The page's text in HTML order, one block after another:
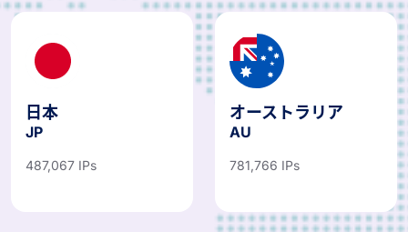
日本
JP
487,067 IPs
オーストラリア
AU
781,766 IPs